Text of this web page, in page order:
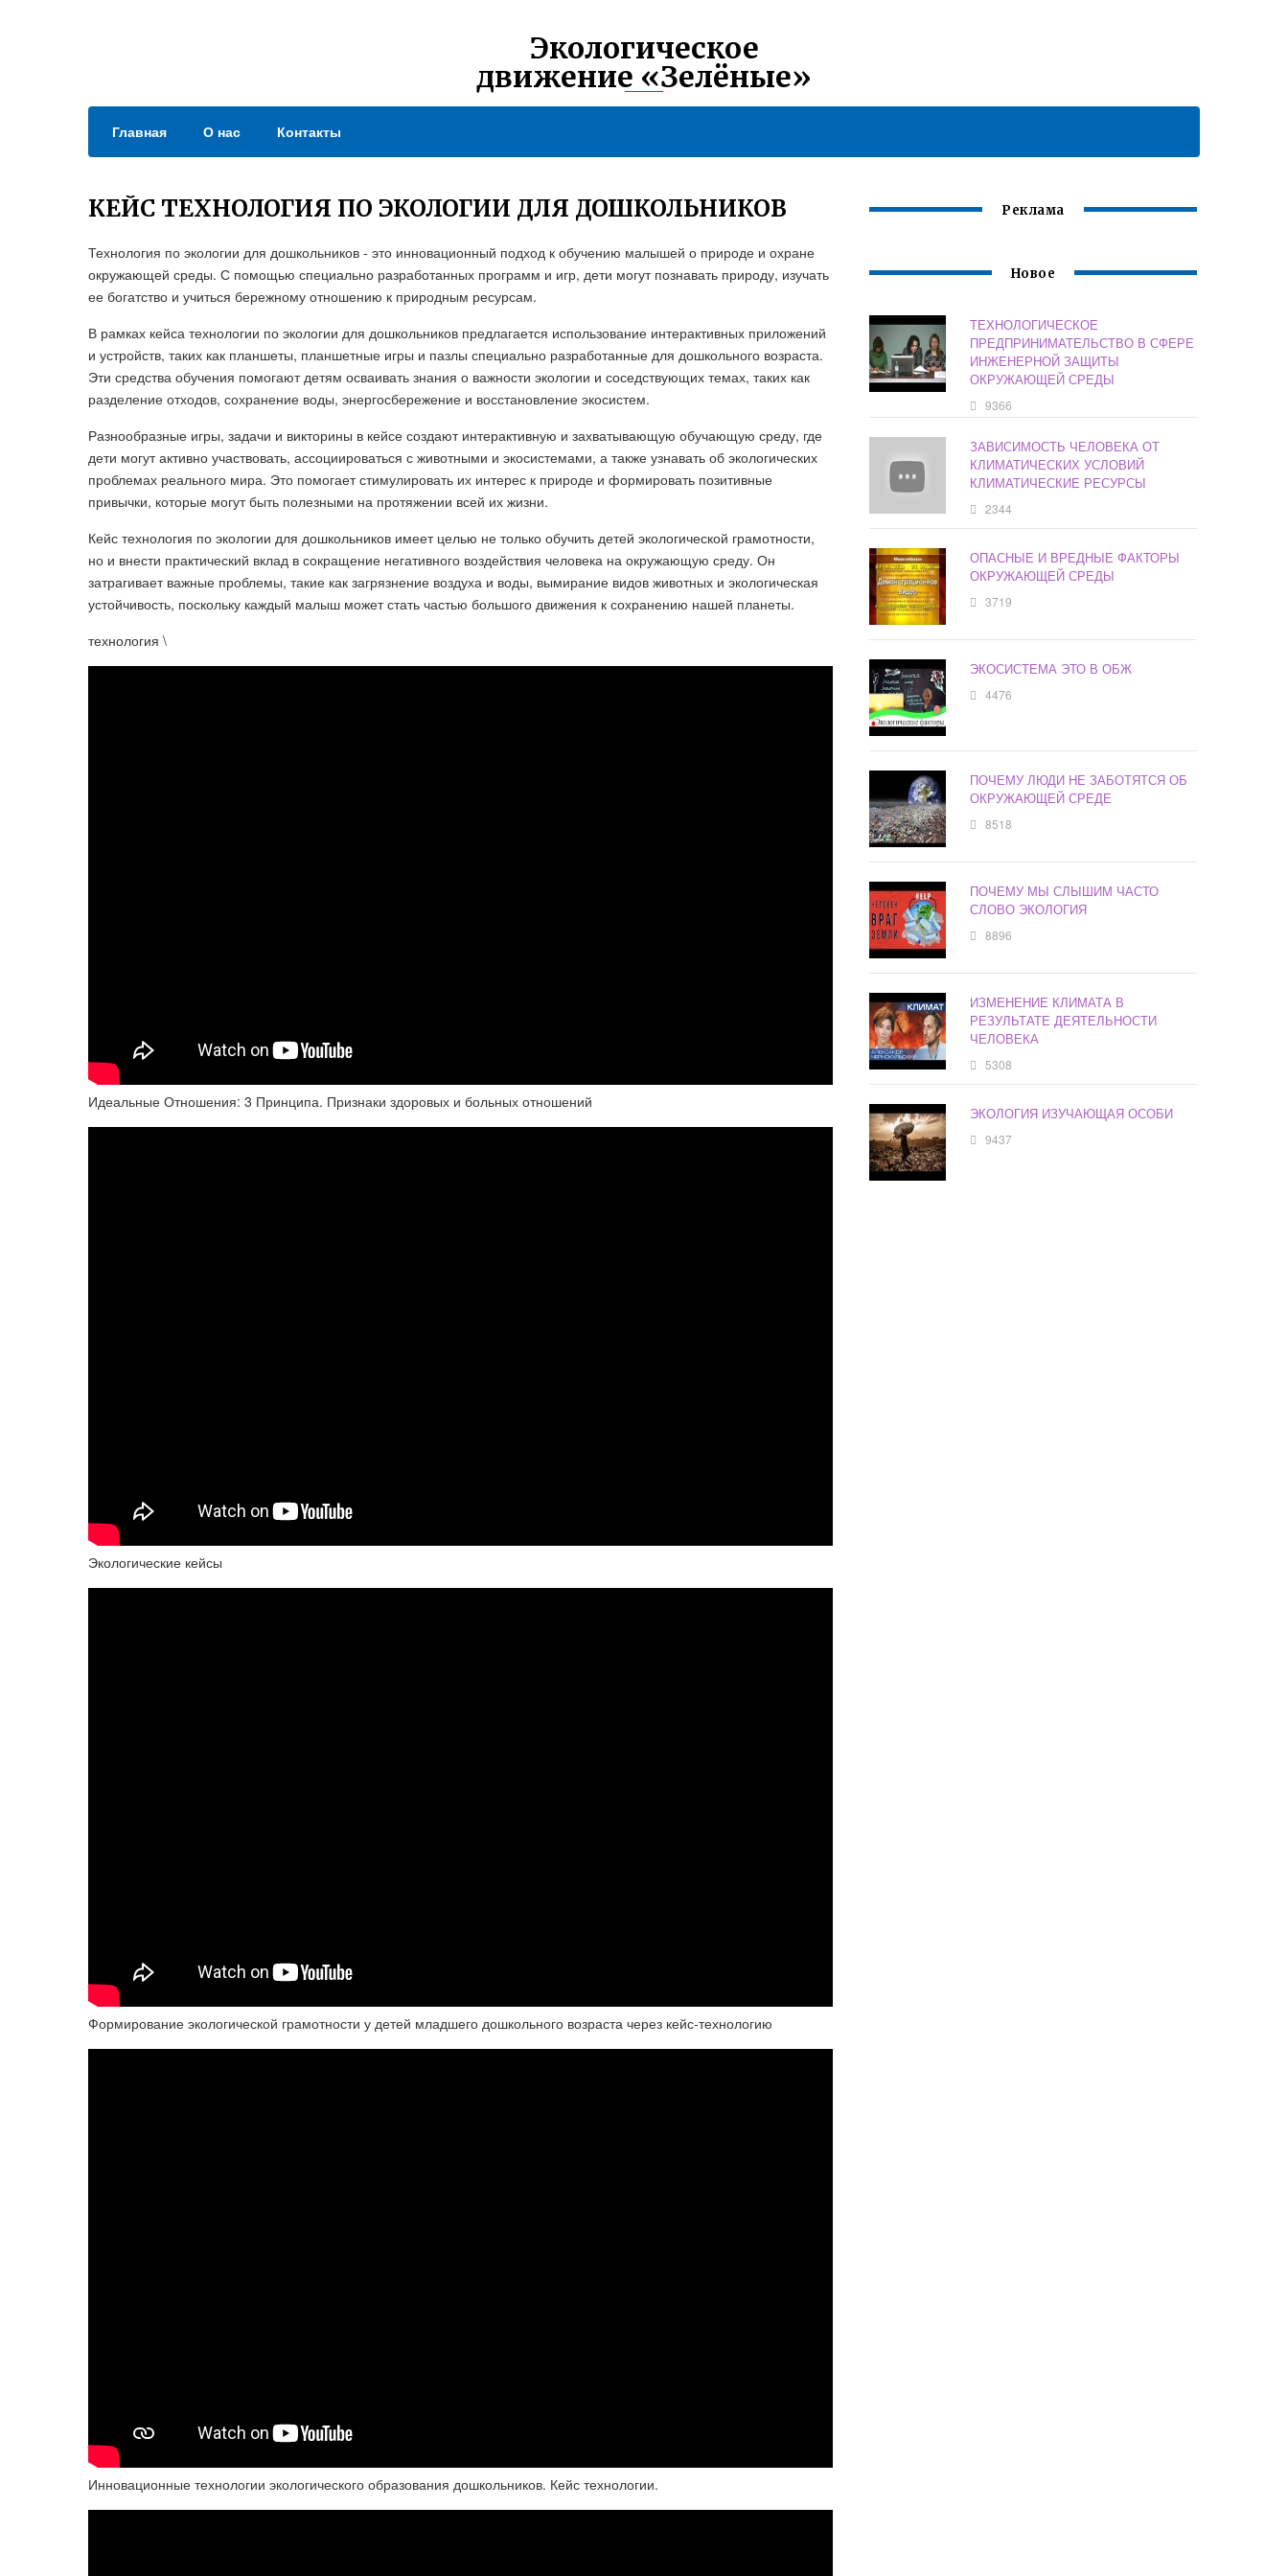
Экологическое
движение «Зелёные»
Главная О нас Контакты
КЕЙС ТЕХНОЛОГИЯ ПО ЭКОЛОГИИ ДЛЯ ДОШКОЛЬНИКОВ
Технология по экологии для дошкольников - это инновационный подход к обучению малышей о природе и охране
окружающей среды. С помощью специально разработанных программ и игр, дети могут познавать природу, изучать
ее богатство и учиться бережному отношению к природным ресурсам.
В рамках кейса технологии по экологии для дошкольников предлагается использование интерактивных приложений
и устройств, таких как планшеты, планшетные игры и пазлы специально разработанные для дошкольного возраста.
Эти средства обучения помогают детям осваивать знания о важности экологии и соседствующих темах, таких как
разделение отходов, сохранение воды, энергосбережение и восстановление экосистем.
Разнообразные игры, задачи и викторины в кейсе создают интерактивную и захватывающую обучающую среду, где
дети могут активно участвовать, ассоциироваться с животными и экосистемами, а также узнавать об экологических
проблемах реального мира. Это помогает стимулировать их интерес к природе и формировать позитивные
привычки, которые могут быть полезными на протяжении всей их жизни.
Кейс технология по экологии для дошкольников имеет целью не только обучить детей экологической грамотности,
но и внести практический вклад в сокращение негативного воздействия человека на окружающую среду. Он
затрагивает важные проблемы, такие как загрязнение воздуха и воды, вымирание видов животных и экологическая
устойчивость, поскольку каждый малыш может стать частью большого движения к сохранению нашей планеты.
технология \
Идеальные Отношения: 3 Принципа. Признаки здоровых и больных отношений
Экологические кейсы
Формирование экологической грамотности у детей младшего дошкольного возраста через кейс-технологию
Инновационные технологии экологического образования дошкольников. Кейс технологии.
Реклама
Новое
ТЕХНОЛОГИЧЕСКОЕ
ПРЕДПРИНИМАТЕЛЬСТВО В СФЕРЕ
ИНЖЕНЕРНОЙ ЗАЩИТЫ
ОКРУЖАЮЩЕЙ СРЕДЫ
9366
ЗАВИСИМОСТЬ ЧЕЛОВЕКА ОТ
КЛИМАТИЧЕСКИХ УСЛОВИЙ
КЛИМАТИЧЕСКИЕ РЕСУРСЫ
2344
ОПАСНЫЕ И ВРЕДНЫЕ ФАКТОРЫ
ОКРУЖАЮЩЕЙ СРЕДЫ
3719
ЭКОСИСТЕМА ЭТО В ОБЖ
4476
ПОЧЕМУ ЛЮДИ НЕ ЗАБОТЯТСЯ ОБ
ОКРУЖАЮЩЕЙ СРЕДЕ
8518
ПОЧЕМУ МЫ СЛЫШИМ ЧАСТО
СЛОВО ЭКОЛОГИЯ
8896
ИЗМЕНЕНИЕ КЛИМАТА В
РЕЗУЛЬТАТЕ ДЕЯТЕЛЬНОСТИ
ЧЕЛОВЕКА
5308
ЭКОЛОГИЯ ИЗУЧАЮЩАЯ ОСОБИ
9437